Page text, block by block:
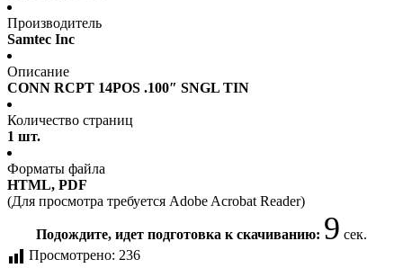
Производитель
Samtec Inc
Описание
CONN RCPT 14POS .100″ SNGL TIN
Количество страниц
1 шт.
Форматы файла
HTML, PDF
(Для просмотра требуется Adobe Acrobat Reader)
Подождите, идет подготовка к скачиванию: 9 сек.
Просмотрено: 236